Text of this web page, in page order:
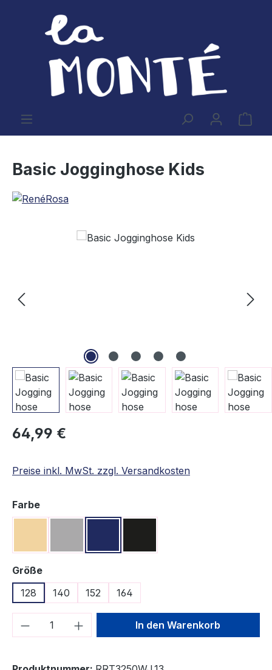
Zum Hauptinhalt springen
Basic Jogginghose Kids
Regulärer Preis:
64,99 €
Preise inkl. MwSt. zzgl. Versandkosten
Farbeauswählen
Größeauswählen
128
140 152 164
Produkt Anzahl: Gib denIn den Warenkorb